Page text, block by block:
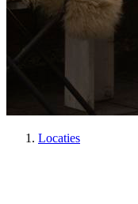
Locaties